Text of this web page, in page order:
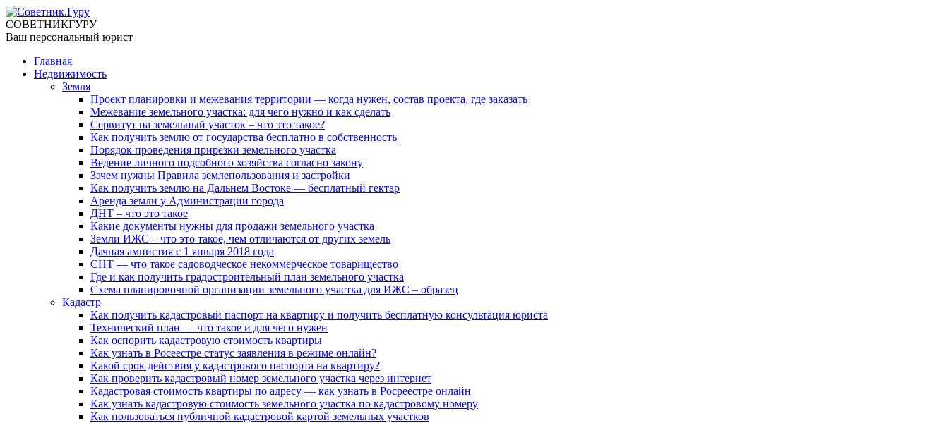
СОВЕТНИКГУРУ
Ваш персональный юрист
Главная
Недвижимость
Земля
Проект планировки и межевания территории — когда нужен, состав проекта, где заказать
Межевание земельного участка: для чего нужно и как сделать
Сервитут на земельный участок – что это такое?
Как получить землю от государства бесплатно в собственность
Порядок проведения прирезки земельного участка
Ведение личного подсобного хозяйства согласно закону
Зачем нужны Правила землепользования и застройки
Как получить землю на Дальнем Востоке — бесплатный гектар
Аренда земли у Администрации города
ДНТ – что это такое
Какие документы нужны для продажи земельного участка
Земли ИЖС – что это такое, чем отличаются от других земель
Дачная амнистия с 1 января 2018 года
СНТ — что такое садоводческое некоммерческое товарищество
Где и как получить градостроительный план земельного участка
Схема планировочной организации земельного участка для ИЖС – образец
Кадастр
Как получить кадастровый паспорт на квартиру и получить бесплатную консультация юриста
Технический план — что такое и для чего нужен
Как оспорить кадастровую стоимость квартиры
Как узнать в Росеестре статус заявления в режиме онлайн?
Какой срок действия у кадастрового паспорта на квартиру?
Как проверить кадастровый номер земельного участка через интернет
Кадастровая стоимость квартиры по адресу — как узнать в Росреестре онлайн
Как узнать кадастровую стоимость земельного участка по кадастровому номеру
Как пользоваться публичной кадастровой картой земельных участков